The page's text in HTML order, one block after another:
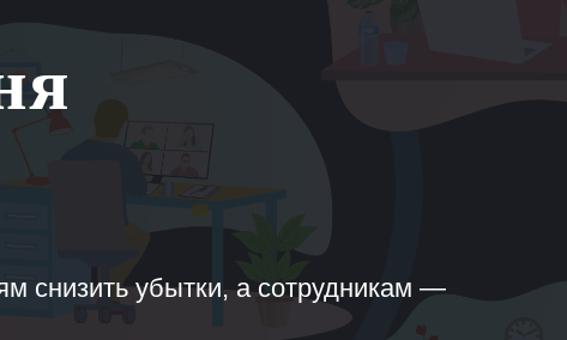
снизить убытки, а сотрудникам —